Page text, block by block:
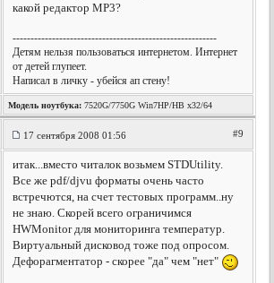
какой редактор MP3?
---------------------------------------------------------
Детям нельзя пользоваться интернетом. Интернет
от детей глупеет.
Написал в личку - убейся ап стену!
Модель ноутбука: 7520G/7750G Win7HP/HB x32/64
17 сентября 2008 01:56 #9
итак...вместо читалок возьмем STDUtility.
Все же pdf/djvu форматы очень часто
встречются, на счет тестовых программ..ну
не знаю. Скорей всего ограничимся
HWMonitor для мониторинга температур.
Виртуальный дисковод тоже под опросом.
Дефорагментатор - скорее "да" чем "нет"